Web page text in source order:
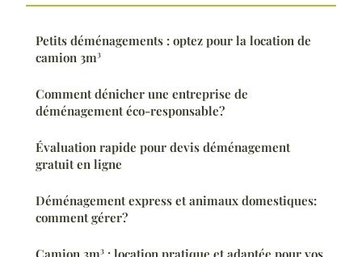
Petits déménagements : optez pour la location de
camion 3m³
Comment dénicher une entreprise de
déménagement éco-responsable?
Évaluation rapide pour devis déménagement
gratuit en ligne
Déménagement express et animaux domestiques:
comment gérer?
Camion 3m³ : location pratique et adaptée pour vos